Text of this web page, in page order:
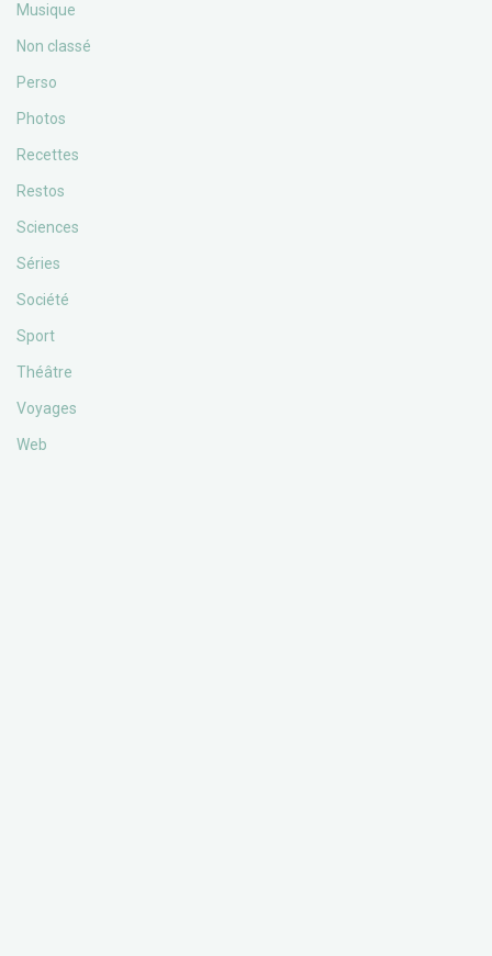
Musique
Non classé
Perso
Photos
Recettes
Restos
Sciences
Séries
Société
Sport
Théâtre
Voyages
Web